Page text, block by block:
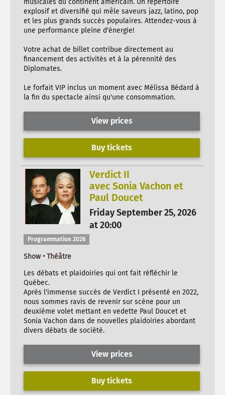
explosif et diversifié qui mêle saveurs jazz, latino, pop
et les plus grands succès populaires. Attendez-vous à
une performance pleine d'énergie!
Votre achat de billet contribue directement au
financement des activités et à la pérennité des
Diplomates.
Le forfait VIP inclus un moment avec Mélissa Bédard à
la fin du spectacle ainsi qu'une consommation.
View prices
Buy tickets
Verdict II
avec Sonia Vachon et
Paul Doucet
Friday September 25, 2026
at 20:00
Programmation 2026
Show • Théâtre
Les débats et plaidoiries qui ont fait réfléchir le
Québec.
Après l'immense succès de Verdict I présenté en 2022,
nous sommes ravis de revenir sur scène pour un
deuxième volet mettant en vedette Paul Doucet et
Sonia Vachon dans de nouvelles plaidoiries abordant
divers débats de société.
View prices
Buy tickets